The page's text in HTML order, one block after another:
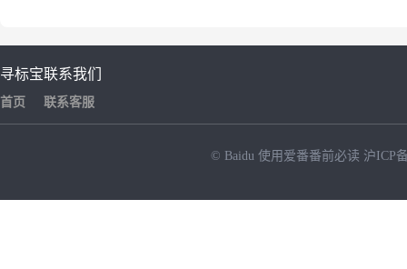
寻标宝
首页
联系我们
联系客服
© Baidu 使用爱番番前必读 沪ICP